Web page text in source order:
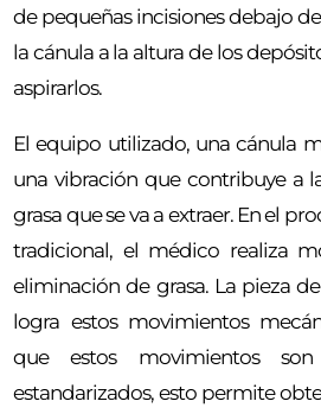
de pequeñas incisiones debajo
la cánula a la altura de los
aspirarlos.
El equipo utilizado, una cánula
una vibración que contribuye a
grasa que se va a extraer. En el
tradicional, el médico realiza
eliminación de grasa. La pieza
logra estos movimientos
que estos movimientos
estandarizados, esto permite